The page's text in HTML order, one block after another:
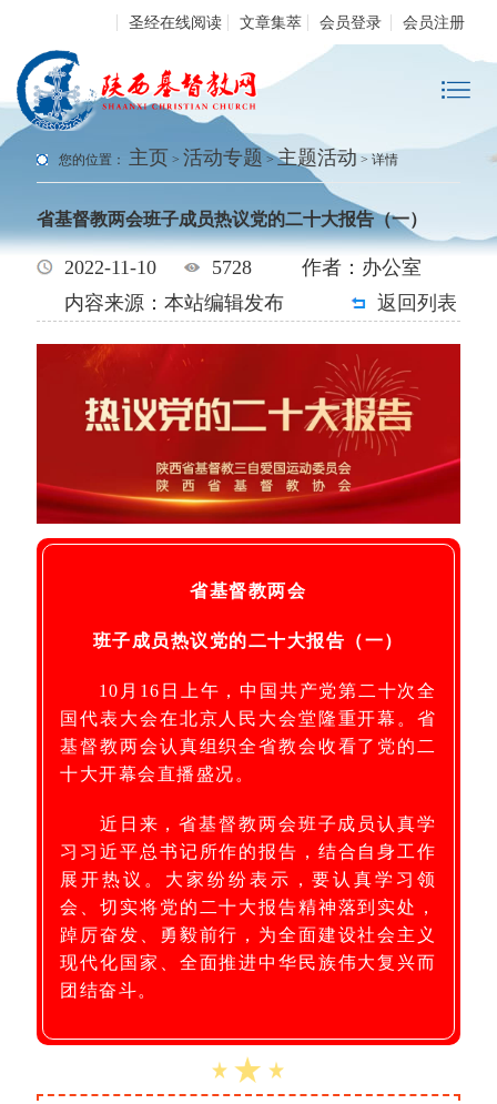
圣经在线阅读 文章集萃 会员登录 会员注册
您的位置： 主页 > 活动专题 >主题活动> 详情
省基督教两会班子成员热议党的二十大报告（一）
2022-11-10 5728
作者：办公室
内容来源：本站编辑发布
返回列表
省基督教两会
班子成员热议党的二十大报告（一）
10月16日上午，中国共产党第二十次全
国代表大会在北京人民大会堂隆重开幕。省
基督教两会认真组织全省教会收看了党的二
十大开幕会直播盛况。
近日来，省基督教两会班子成员认真学
习习近平总书记所作的报告，结合自身工作
展开热议。大家纷纷表示，要认真学习领
会、切实将党的二十大报告精神落到实处，
踔厉奋发、勇毅前行，为全面建设社会主义
现代化国家、全面推进中华民族伟大复兴而
团结奋斗。